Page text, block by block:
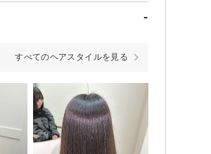
-
すべてのヘアスタイルを見る